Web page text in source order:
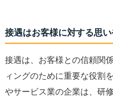
接遇はお客様に対する思
接遇は、お客様との信頼関
ィングのために重要な役割
やサービス業の企業は、研